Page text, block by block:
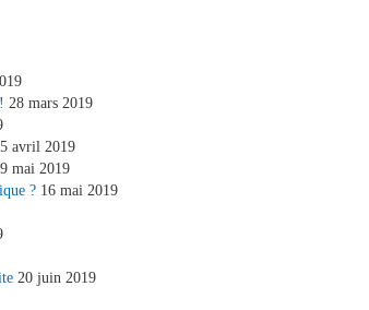
28 mars 2019
avril 2019
9 mai 2019
? 16 mai 2019
20 juin 2019